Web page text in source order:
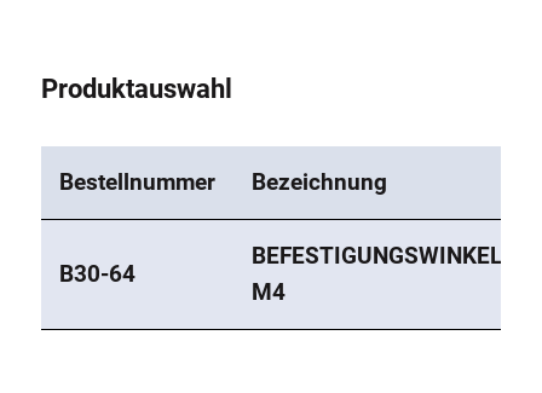
Produktauswahl
Bestellnummer Bezeichnung
B30-64
BEFESTIGUNGSWINKEL
M4